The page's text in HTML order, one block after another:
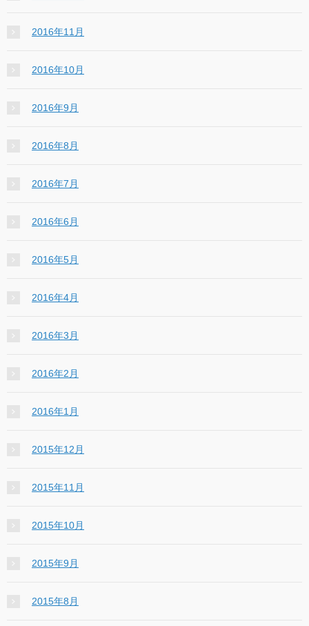
2016年11月
2016年10月
2016年9月
2016年8月
2016年7月
2016年6月
2016年5月
2016年4月
2016年3月
2016年2月
2016年1月
2015年12月
2015年11月
2015年10月
2015年9月
2015年8月